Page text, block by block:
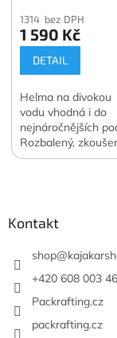
1314 bez DPH
1 590 Kč
DETAIL
Helma na divokou
vodu vhodná i do
nejnáročnějších
Rozbalený,
nepoužívaný
Kontakt
shop@
+420 608 003
Packrafting.cz
packrafting.cz